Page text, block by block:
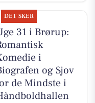
DET SKER
31 i Brørup:
i
og Sjov
de Mindste i